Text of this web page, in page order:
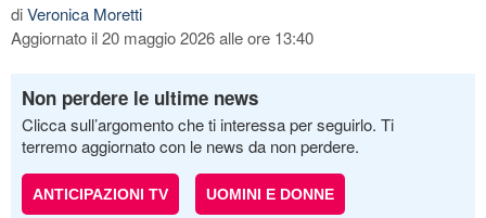
diVeronica Moretti
Aggiornato il 20 maggio 2026 alle ore 13:40
Non perdere le ultime news
Clicca sull’argomento che ti interessa per seguirlo. Ti
terremo aggiornato con le news da non perdere.
ANTICIPAZIONI TV UOMINI E DONNE